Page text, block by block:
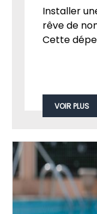
Installer
rêve de
Cette
VOIR PLUS